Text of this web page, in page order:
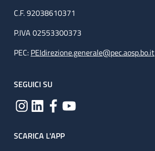
C.F. 92038610371
P.IVA 02553300373
PEC: PEIdirezione.generale@pec.aosp.bo.it
SEGUICI SU
SCARICA L'APP